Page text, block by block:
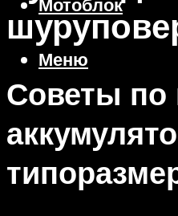
Мотоблок
Меню
Советы